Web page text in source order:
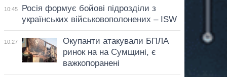
10:45
Росія формує бойові підрозділи з
українських військовополонених – ISW
10:27
Окупанти атакували БПЛА
ринок на на Сумщині, є
важкопоранені